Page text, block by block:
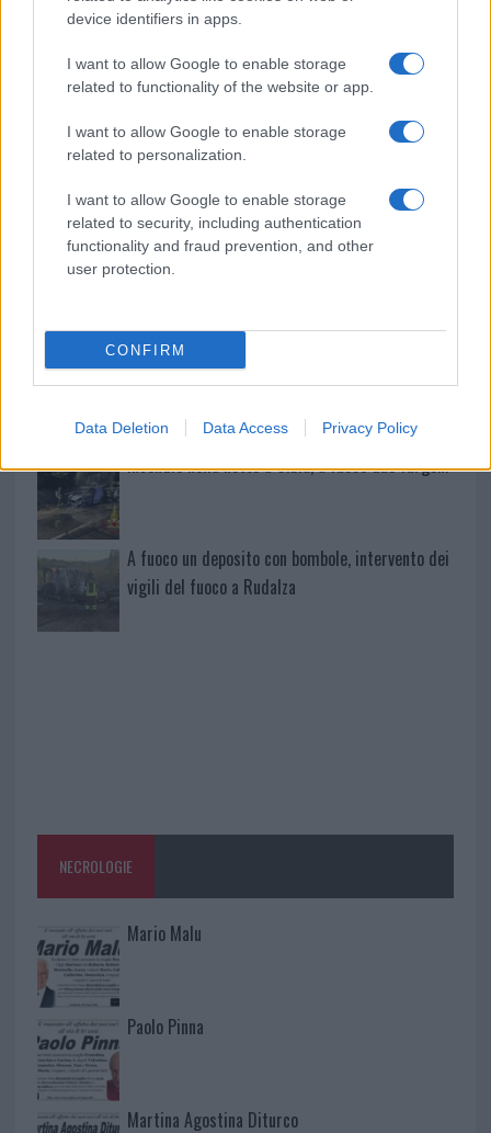
device identifiers in apps.
I want to allow Google to enable storage
related to functionality of the website or app.
I want to allow Google to enable storage
related to personalization.
I want to allow Google to enable storage
related to security, including authentication
functionality and fraud prevention, and other
user protection.
CONFIRM
Data Deletion Data Access Privacy Policy
Delta Center
Meteo Olbia 9 agosto, temperature in calo
Salmo finisce in ospedale a Catania, ma il tour
va avanti: “Sicilia, ci sono”
Jovanotti, Gabry Ponte e Alfa: Olbia ombelico del
Giorgia Meloni a La Maddalena, la vicesindaco:
Incendio nella notte a Olbia, a fuoco due furgoni
A fuoco un deposito con bombole, intervento dei
vigili del fuoco a Rudalza
NECROLOGIE
Mario Malu
Paolo Pinna
Martina Agostina Diturco